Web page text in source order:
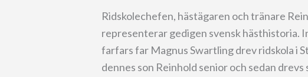
Ridskolechefen, hästägaren och tränare
representerar gedigen svensk hästhistoria.
farfars far Magnus Swartling drev ridskola i
dennes son Reinhold senior och sedan drevs